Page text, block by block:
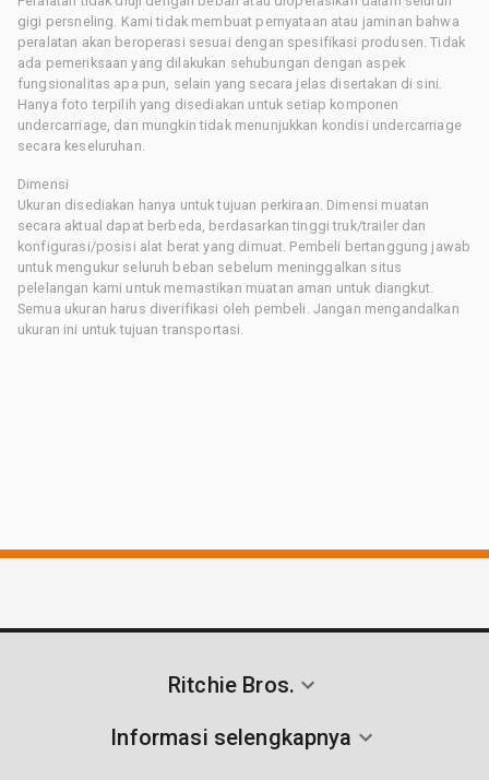
gigi persneling. Kami tidak membuat pernyataan atau jaminan bahwa
peralatan akan beroperasi sesuai dengan spesifikasi produsen. Tidak
ada pemeriksaan yang dilakukan sehubungan dengan aspek
fungsionalitas apa pun, selain yang secara jelas disertakan di sini.
Hanya foto terpilih yang disediakan untuk setiap komponen
undercarriage, dan mungkin tidak menunjukkan kondisi undercarriage
secara keseluruhan.
Dimensi
Ukuran disediakan hanya untuk tujuan perkiraan. Dimensi muatan
secara aktual dapat berbeda, berdasarkan tinggi truk/trailer dan
konfigurasi/posisi alat berat yang dimuat. Pembeli bertanggung jawab
untuk mengukur seluruh beban sebelum meninggalkan situs
pelelangan kami untuk memastikan muatan aman untuk diangkut.
Semua ukuran harus diverifikasi oleh pembeli. Jangan mengandalkan
ukuran ini untuk tujuan transportasi.
Ritchie Bros.
Informasi selengkapnya